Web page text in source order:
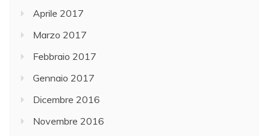
Aprile 2017
Marzo 2017
Febbraio 2017
Gennaio 2017
Dicembre 2016
Novembre 2016